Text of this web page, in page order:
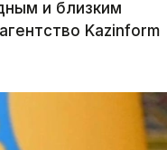
и близким
Kazinform